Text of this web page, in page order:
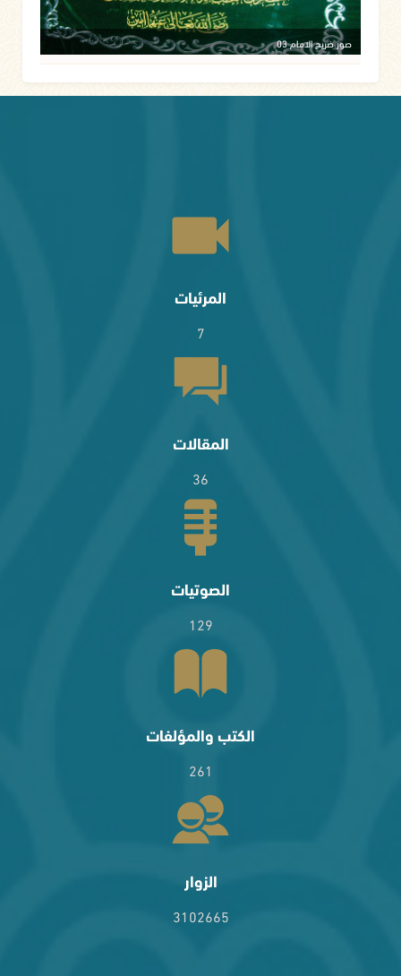
صور ضريح الامام 03
المرئيات
7
المقالات
36
الصوتيات
129
الكتب والمؤلفات
261
الزوار
3102665